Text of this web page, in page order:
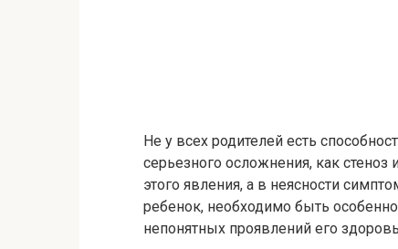
Не у всех родителей есть
серьезного осложнения, как
этого явления, а в неясности
ребенок, необходимо быть
непонятных проявлений его